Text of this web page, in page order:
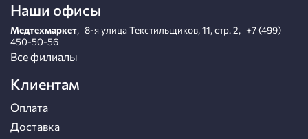
Наши офисы
Медтехмаркет, 8-я улица Текстильщиков, 11, стр. 2, +7 (499)
450-50-56
Все филиалы
Клиентам
Оплата
Доставка